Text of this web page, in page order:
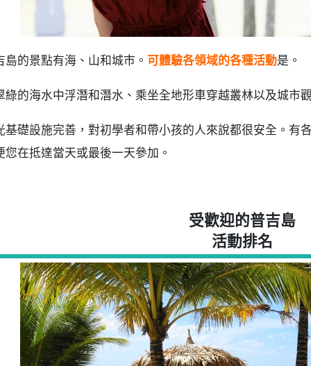
島的景點有海、山和城市。 可體驗各領域的各種活動是。
綠的海水中浮潛和潛水、乘坐全地形車穿越叢林以及城市
基礎設施完善，對初學者和帶小孩的人來說都很安全。有
您在抵達當天或最後一天參加。
受歡迎的普吉島
活動排名